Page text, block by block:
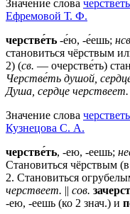
Значение слова
Ефремовой Т. Ф.
черстве́ть -е́ю, -е́ешь;
становиться чёрствым
2) (св. — очерстве́ть)
Черстве́ть душой,
Душа, сердце черствеет.
Значение слова
Кузнецова С. А.
черстве́ть, -ею, -еешь;
Становиться чёрствым (в
2. Становиться
черствеет. || сов.
-ею, -еешь (ко 2 знач.) и